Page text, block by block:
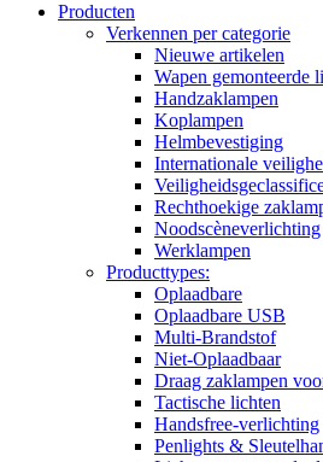
Producten
Verkennen per categorie
Nieuwe artikelen
Wapen gemonteerde
Handzaklampen
Koplampen
Helmbevestiging
Internationale
Rechthoekige
Noodscèneverlichting
Werklampen
Producttypes:
Oplaadbare
Oplaadbare USB
Multi-Brandstof
Niet-Oplaadbaar
Draag zaklampen
Tactische lichten
Handsfree-verlichting
Penlights &